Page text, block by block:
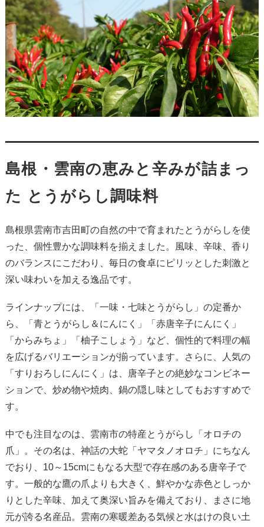
島根・雲南の恵みと辛みが詰まっ
た とうがらし調味料
島根県雲南市吉田町の自然の中で育まれたとうがらしを使
った、個性豊かな調味料を揃えました。風味、辛味、香り
のバランスにこだわり、毎日の食卓にピリッとした刺激と
深い味わいを加える逸品です。
ラインナップには、「一味・七味とうがらし」の定番か
ら、「青とうがらし＆にんにく」「赤唐辛子にんにく」
「からみちょ」「柚子こしょう」など、個性的で料理の幅
を広げるバリエーションが揃っています。さらに、人気の
「すりおろしにんにく」は、唐辛子との絶妙なコンビネー
ションで、炒め物や焼肉、鍋の隠し味としてもおすすめで
す。
中でも注目なのは、雲南市の特産とうがらし「オロチの
爪」。その名は、神話の大蛇「ヤマタノオロチ」にちなん
でおり、10～15cmにもなる大型で存在感のある唐辛子で
す。一般的な鷹の爪よりも大きく、鮮やかな赤色としっか
りとした辛味、加えて奥深い旨みを備えており、まさに地
元が誇る名産品。雲南の寒暖差ある気候と水はけの良い土